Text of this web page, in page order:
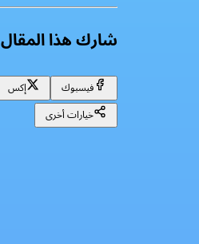
شارك هذا المقال
فيسبوك إكس
خيارات أخرى